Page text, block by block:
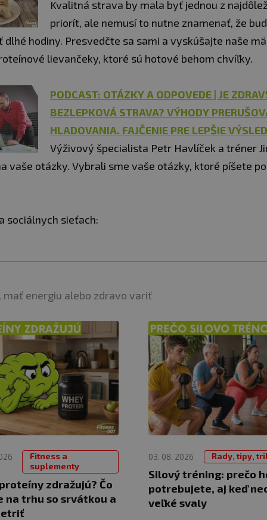
Kvalitná strava by mala byť jednou z
priorít, ale nemusí to nutne znamenať, že
hodiny. Presvedčte sa sami a vyskúšajte naše
lievančeky, ktoré sú hotové behom chvíľky.
PODCAST: OTÁZKY A ODPOVEDE | JE
BEZLEPKOVÁ STRAVA? VÝHODY
HLADOVANIA. FAJČENIE PRE LEPŠIE
Výživový špecialista Petr Havlíček a tréner
vaše otázky. Vybrali sme vaše otázky, ktoré píšete
sociálnych sieťach:
mať energiu alebo zdravo variť
Fitness a
suplementy
zdražujú? Čo
na trhu so srvátkou a
03. 08. 2026 Rady, tipy,
Silový tréning: prečo
potrebujete, aj keď
veľké svaly